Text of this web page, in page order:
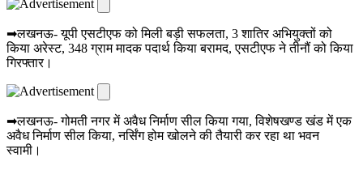
➡लखनऊ- यूपी एसटीएफ को मिली बड़ी सफलता, 3 शातिर अभियुक्तों को
किया अरेस्ट, 348 ग्राम मादक पदार्थ किया बरामद, एसटीएफ ने तीनौं को किया
गिरफ्तार।
➡लखनऊ- गोमती नगर में अवैध निर्माण सील किया गया, विशेषखण्ड खंड में एक
अवैध निर्माण सील किया, नर्सिंग होम खोलने की तैयारी कर रहा था भवन
स्वामी।